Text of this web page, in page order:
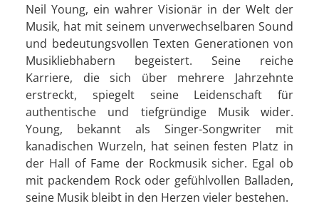
Neil Young, ein wahrer Visionär in der Welt der
Musik, hat mit seinem unverwechselbaren Sound
und bedeutungsvollen Texten Generationen von
Musikliebhabern begeistert. Seine reiche
Karriere, die sich über mehrere Jahrzehnte
erstreckt, spiegelt seine Leidenschaft für
authentische und tiefgründige Musik wider.
Young, bekannt als Singer-Songwriter mit
kanadischen Wurzeln, hat seinen festen Platz in
der Hall of Fame der Rockmusik sicher. Egal ob
mit packendem Rock oder gefühlvollen Balladen,
seine Musik bleibt in den Herzen vieler bestehen.